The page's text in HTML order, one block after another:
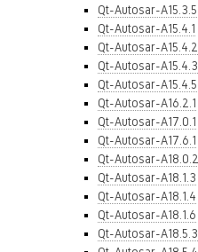
Qt-Autosar-A15.3.5
Qt-Autosar-A15.4.1
Qt-Autosar-A15.4.2
Qt-Autosar-A15.4.3
Qt-Autosar-A15.4.5
Qt-Autosar-A16.2.1
Qt-Autosar-A17.0.1
Qt-Autosar-A17.6.1
Qt-Autosar-A18.0.2
Qt-Autosar-A18.1.3
Qt-Autosar-A18.1.4
Qt-Autosar-A18.1.6
Qt-Autosar-A18.5.3